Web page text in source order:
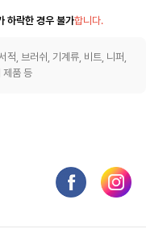
하락한 경우 불가합니다.
, 브러쉬, 기계류, 비트, 니퍼,
제품 등